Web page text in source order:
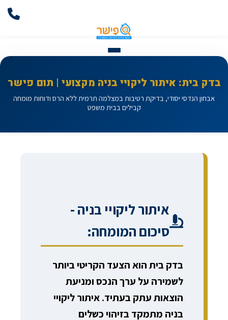
בדק בית: איתור ליקויי בניה מקצועי | תום פישר
אבחון הנדסי יסודי, בדיקת רטיבות במצלמה תרמית ללא הרס ודוחות מומחה
קבילים בבית משפט
איתור ליקויי בניה -
סיכום המומחה:
בדק בית הוא הצעד הקריטי ביותר
לשמירה על ערך הנכס ומניעת
הוצאות עתק בעתיד. איתור ליקויי
בניה מתמקד בזיהוי כשלים